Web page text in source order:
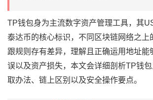
TP钱包身为主流数字资产管理工具，其
泰达币的核心标识，不同区块链网络之上
跟规则存有差异，理解且正确运用地址能
误以及资产损失，本文会详细剖析TP钱
取办法、链上区别以及安全操作要点。